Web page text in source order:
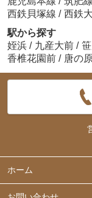
西鉄貝塚線 / 西鉄
駅から探す
姪浜 / 九産大前 /
香椎花園前 / 唐の
ホーム